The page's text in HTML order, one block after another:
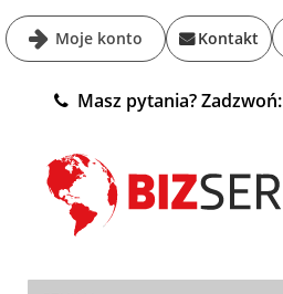
Moje konto Kontakt
Masz pytania? Zadzwoń: